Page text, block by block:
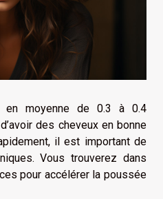
en moyenne de 0.3 à 0.4
des cheveux en bonne
il est important de
Vous trouverez dans
pour accélérer la poussée